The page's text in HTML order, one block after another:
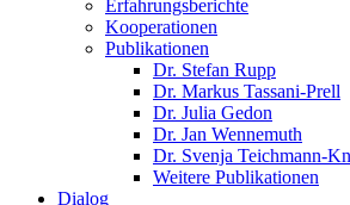
Erfahrungsberichte
Kooperationen
Publikationen
Dr. Stefan Rupp
Dr. Markus Tassani-Prell
Dr. Julia Gedon
Dr. Jan Wennemuth
Dr. Svenja Teichmann-
Weitere Publikationen
Dialog